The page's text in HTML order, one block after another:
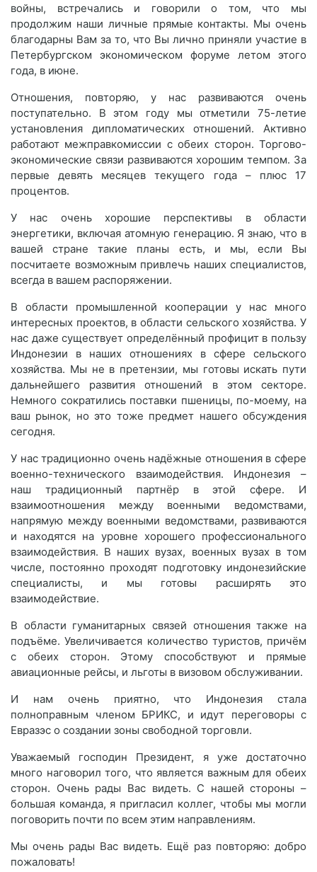
войны, встречались и говорили о том, что мы
продолжим наши личные прямые контакты. Мы очень
благодарны Вам за то, что Вы лично приняли участие в
Петербургском экономическом форуме летом этого
года, в июне.
Отношения, повторяю, у нас развиваются очень
поступательно. В этом году мы отметили 75-летие
установления дипломатических отношений. Активно
работают межправкомиссии с обеих сторон. Торгово-
экономические связи развиваются хорошим темпом. За
первые девять месяцев текущего года – плюс 17
процентов.
У нас очень хорошие перспективы в области
энергетики, включая атомную генерацию. Я знаю, что в
вашей стране такие планы есть, и мы, если Вы
посчитаете возможным привлечь наших специалистов,
всегда в вашем распоряжении.
В области промышленной кооперации у нас много
интересных проектов, в области сельского хозяйства. У
нас даже существует определённый профицит в пользу
Индонезии в наших отношениях в сфере сельского
хозяйства. Мы не в претензии, мы готовы искать пути
дальнейшего развития отношений в этом секторе.
Немного сократились поставки пшеницы, по-моему, на
ваш рынок, но это тоже предмет нашего обсуждения
сегодня.
У нас традиционно очень надёжные отношения в сфере
военно-технического взаимодействия. Индонезия –
наш традиционный партнёр в этой сфере. И
взаимоотношения между военными ведомствами,
напрямую между военными ведомствами, развиваются
и находятся на уровне хорошего профессионального
взаимодействия. В наших вузах, военных вузах в том
числе, постоянно проходят подготовку индонезийские
специалисты, и мы готовы расширять это
взаимодействие.
В области гуманитарных связей отношения также на
подъёме. Увеличивается количество туристов, причём
с обеих сторон. Этому способствуют и прямые
авиационные рейсы, и льготы в визовом обслуживании.
И нам очень приятно, что Индонезия стала
полноправным членом БРИКС, и идут переговоры с
Евразэс о создании зоны свободной торговли.
Уважаемый господин Президент, я уже достаточно
много наговорил того, что является важным для обеих
сторон. Очень рады Вас видеть. С нашей стороны –
большая команда, я пригласил коллег, чтобы мы могли
поговорить почти по всем этим направлениям.
Мы очень рады Вас видеть. Ещё раз повторяю: добро
пожаловать!